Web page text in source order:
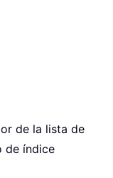
de la lista de
de índice